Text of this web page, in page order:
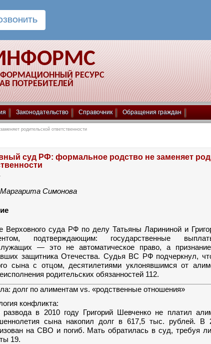
РЕСУРС
ПОТРЕБИТЕЛЕЙ
Законодательство Справочник Обращения граждан
родительской ответственности
суд РФ: формальное родство не заменяет
Симонова
Верховного суда РФ по делу Татьяны Ларининой и
подтверждающим: государственные
— это не автоматическое право, а
защитника Отечества. Судья ВС РФ подчеркнул,
сына с отцом, десятилетиями уклонявшимся от
родительских обязанностей 112.
долг по алиментам vs. «родственные отношения»
конфликта:
развода в 2010 году Григорий Шевченко не платил
сына накопил долг в 617,5 тыс. рублей.
на СВО и погиб. Мать обратилась в суд, требуя
19.